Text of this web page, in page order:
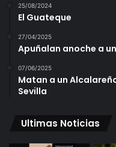
25/08/2024
El Guateque
27/04/2025
Apuñalan anoche a
07/06/2025
Matan a un
Sevilla
Ultimas Noticias